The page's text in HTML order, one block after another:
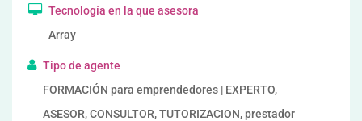
Tecnología en la que asesora
Array
Tipo de agente
FORMACIÓN para emprendedores | EXPERTO,
ASESOR, CONSULTOR, TUTORIZACION, prestador